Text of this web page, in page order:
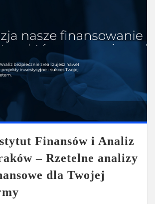
Finansów i Analiz
– Rzetelne analizy
dla Twojej